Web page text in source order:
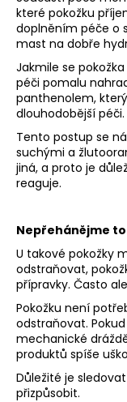
které pokožku
doplněním péče o
mast na dobře
Jakmile se
péči pomalu
panthenolem,
dlouhodobější péči.
Tento postup se
suchými a
jiná, a proto je
reaguje.
Nepřehánějme to
U takové pokožky
odstraňovat,
přípravky. Často
Pokožku není
odstraňovat.
mechanické
produktů spíše
Důležité je
přizpůsobit.